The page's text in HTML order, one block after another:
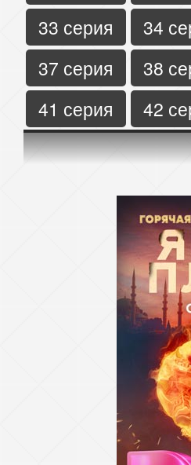
33 серия
34
37 серия
38
41 серия
42
45 серия
46
50
54
58
62
66
70
74